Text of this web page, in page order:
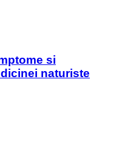
si
naturiste